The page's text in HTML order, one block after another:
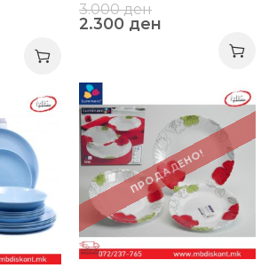
3.000ден
2.300 ден
ПРОДАДЕНО!
-11%